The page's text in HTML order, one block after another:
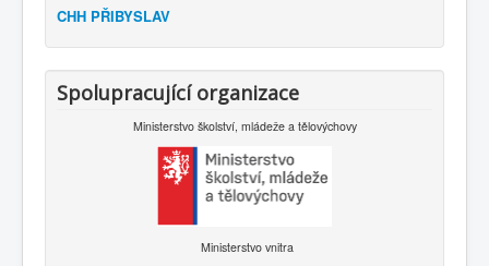
CHH PŘIBYSLAV
Spolupracující organizace
Ministerstvo školství, mládeže a tělovýchovy
Ministerstvo vnitra